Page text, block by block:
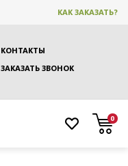
КАК ЗАКАЗАТЬ?
КОНТАКТЫ
ЗАКАЗАТЬ ЗВОНОК
0